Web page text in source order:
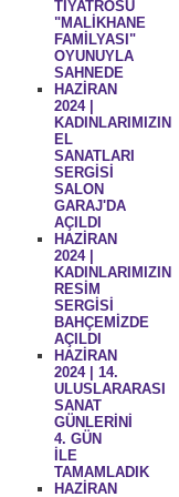
TİYATROSU
"MALİKHANE
FAMİLYASI"
OYUNUYLA
SAHNEDE
HAZİRAN
2024 |
KADINLARIMIZIN
EL
SANATLARI
SERGİSİ
SALON
GARAJ'DA
AÇILDI
HAZİRAN
2024 |
KADINLARIMIZIN
RESİM
SERGİSİ
BAHÇEMİZDE
AÇILDI
HAZİRAN
2024 | 14.
ULUSLARARASI
SANAT
GÜNLERİNİ
4. GÜN
İLE
TAMAMLADIK
HAZİRAN